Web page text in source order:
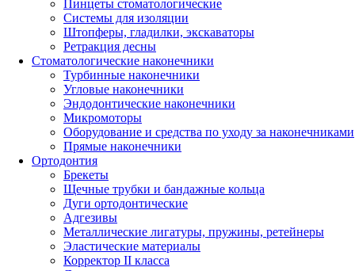
Пинцеты стоматологические
Системы для изоляции
Штопферы, гладилки, экскаваторы
Ретракция десны
Стоматологические наконечники
Турбинные наконечники
Угловые наконечники
Эндодонтические наконечники
Микромоторы
Оборудование и средства по уходу за наконечниками
Прямые наконечники
Ортодонтия
Брекеты
Щечные трубки и бандажные кольца
Дуги ортодонтические
Адгезивы
Металлические лигатуры, пружины, ретейнеры
Эластические материалы
Корректор II класса